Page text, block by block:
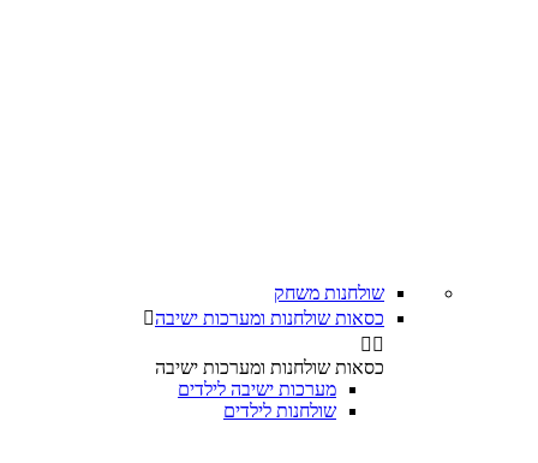
שולחנות משחק
כסאות שולחנות ומערכות ישיבה
 
כסאות שולחנות ומערכות ישיבה
מערכות ישיבה לילדים
שולחנות לילדים